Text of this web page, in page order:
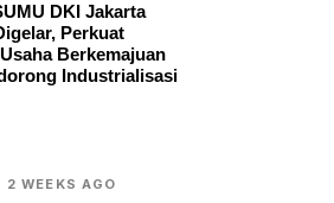
DKI Jakarta
Perkuat
Berkemajuan
Industrialisasi
2 WEEKS AGO